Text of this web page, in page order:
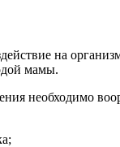
на
мамы.
необходимо